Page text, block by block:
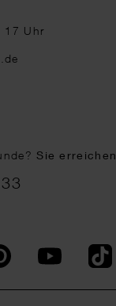
17 Uhr
Sie
PinterestYouTube